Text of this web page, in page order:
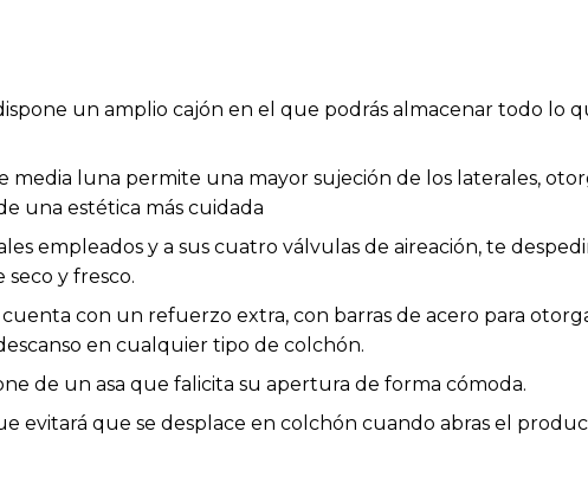
un amplio cajón en el que podrás almacenar todo lo
media luna permite una mayor sujeción de los laterales,
una estética más cuidada
empleados y a sus cuatro válvulas de aireación, te
y fresco.
con un refuerzo extra, con barras de acero para
en cualquier tipo de colchón.
de un asa que falicita su apertura de forma cómoda.
evitará que se desplace en colchón cuando abras el